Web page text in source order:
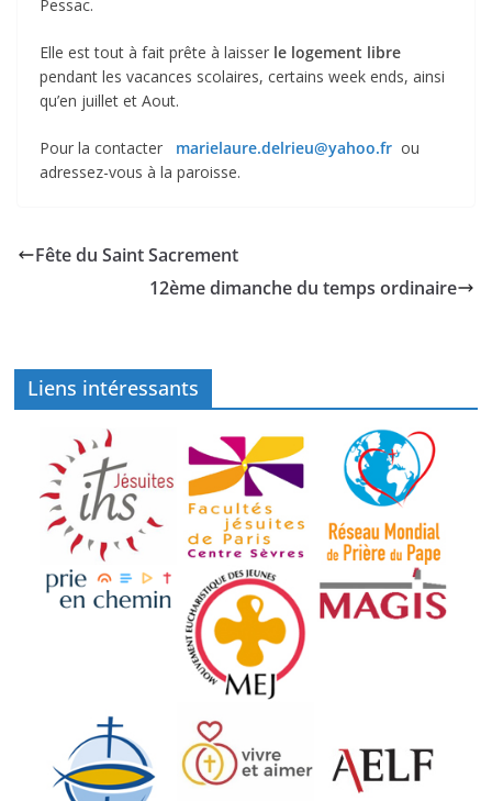
Pessac.
Elle est tout à fait prête à laisser le logement libre
pendant les vacances scolaires, certains week ends, ainsi
qu’en juillet et Aout.
Pour la contacter marielaure.delrieu@yahoo.fr ou
adressez-vous à la paroisse.
Fête du Saint Sacrement
12ème dimanche du temps ordinaire
Liens intéressants